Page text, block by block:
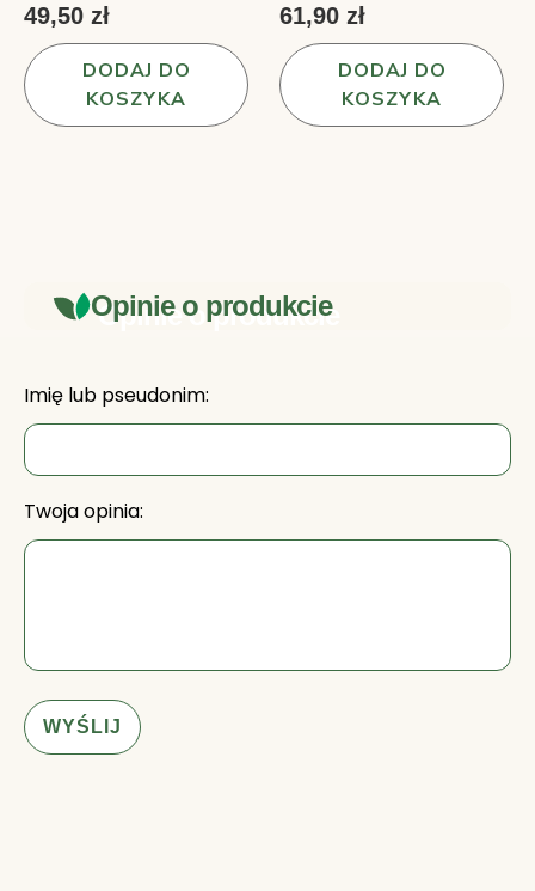
rollsy™ 3 smaki 150
g
49,50 zł
DODAJ DO
KOSZYKA
jogurtowe gumy
180 g
61,90 zł
DODAJ DO
KOSZYKA
Opinie o produkcie
Imię lub pseudonim:
Twoja opinia:
WYŚLIJ